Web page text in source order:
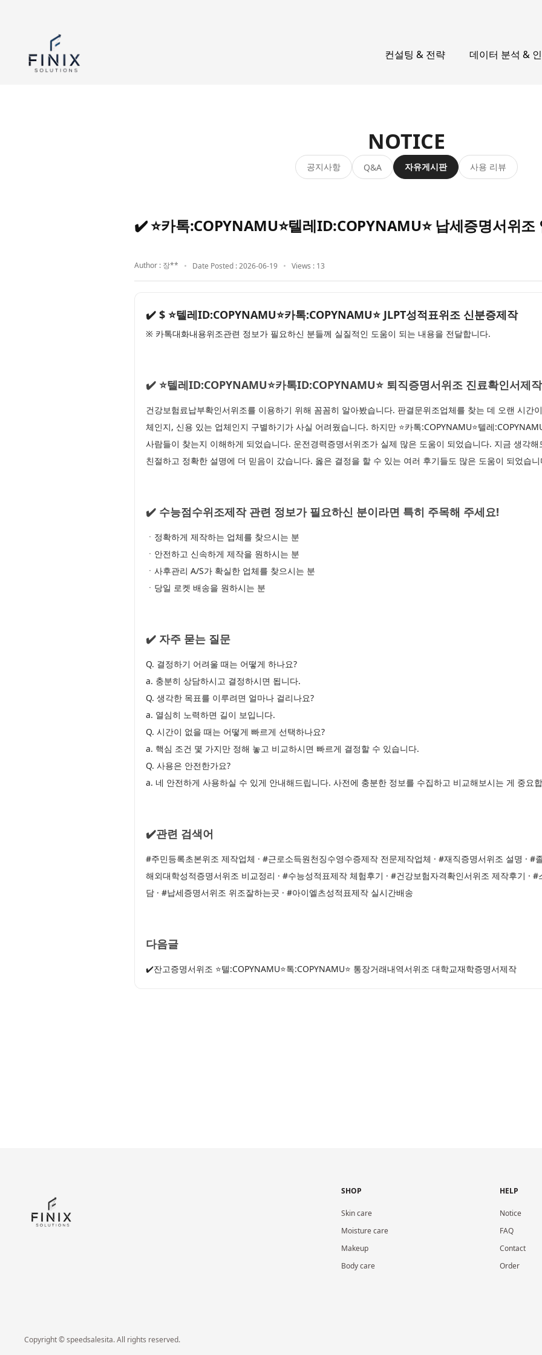
컨설팅 & 전략 데이터 분석 &
NOTICE
공지사항 Q&A 자유게시판 사용 리뷰
✔️ ⭐카톡:COPYNAMU⭐텔레ID:COPYNAMU⭐ 납세증명서위조
Author : 장** Date Posted : 2026-06-19 Views : 13
✔️ $ ⭐텔레ID:COPYNAMU⭐카톡:COPYNAMU⭐ JLPT성적표위조 신분증제작
※ 카톡대화내용위조관련 정보가 필요하신 분들께 실질적인 도움이 되는 내용을 전달합니다.
✔️ ⭐텔레ID:COPYNAMU⭐카톡ID:COPYNAMU⭐ 퇴직증명서위조 진료확인서제
건강보험료납부확인서위조를 이용하기 위해 꼼꼼히 알아봤습니다. 판결문위조업체를 찾는 데 오랜 시간
체인지, 신용 있는 업체인지 구별하기가 사실 어려웠습니다. 하지만 ⭐카톡:COPYNAMU⭐텔레
사람들이 찾는지 이해하게 되었습니다. 운전경력증명서위조가 실제 많은 도움이 되었습니다. 지금 생각
친절하고 정확한 설명에 더 믿음이 갔습니다. 옳은 결정을 할 수 있는 여러 후기들도 많은 도움이 되었습
✔️ 수능점수위조제작 관련 정보가 필요하신 분이라면 특히 주목해 주세요!
ㆍ정확하게 제작하는 업체를 찾으시는 분
ㆍ안전하고 신속하게 제작을 원하시는 분
ㆍ사후관리 A/S가 확실한 업체를 찾으시는 분
ㆍ당일 로켓 배송을 원하시는 분
✔️ 자주 묻는 질문
Q. 결정하기 어려울 때는 어떻게 하나요?
a. 충분히 상담하시고 결정하시면 됩니다.
Q. 생각한 목표를 이루려면 얼마나 걸리나요?
a. 열심히 노력하면 길이 보입니다.
Q. 시간이 없을 때는 어떻게 빠르게 선택하나요?
a. 핵심 조건 몇 가지만 정해 놓고 비교하시면 빠르게 결정할 수 있습니다.
Q. 사용은 안전한가요?
a. 네 안전하게 사용하실 수 있게 안내해드립니다. 사전에 충분한 정보를 수집하고 비교해보시는 게 중요
✔️관련 검색어
#주민등록초본위조 제작업체 · #근로소득원천징수영수증제작 전문제작업체 · #재직증명서위조 설명 · #
해외대학성적증명서위조 비교정리 · #수능성적표제작 체험후기 · #건강보험자격확인서위조 제작후기 ·
담 · #납세증명서위조 위조잘하는곳 · #아이엘츠성적표제작 실시간배송
다음글
✔️잔고증명서위조 ⭐텔:COPYNAMU⭐톡:COPYNAMU⭐ 통장거래내역서위조 대학교재학증명서제작
SHOP
Skin care
Moisture care
Makeup
Body care
HELP
Notice
FAQ
Contact
Order
Copyright © speedsalesita. All rights reserved.